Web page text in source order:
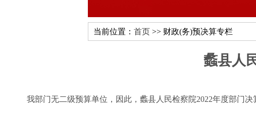
当前位置： 首页 >> 财政(务)预决算专栏
蠡县人
我部门无二级预算单位，因此，蠡县人民检察院2022年度部门决